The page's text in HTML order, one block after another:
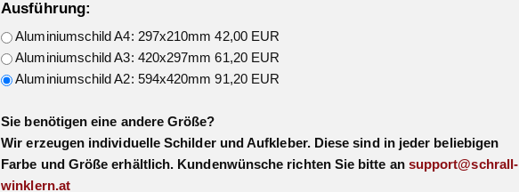
Ausführung:
Aluminiumschild A4: 297x210mm 42,00 EUR
Aluminiumschild A3: 420x297mm 61,20 EUR
Aluminiumschild A2: 594x420mm 91,20 EUR
Sie benötigen eine andere Größe?
Wir erzeugen individuelle Schilder und Aufkleber. Diese sind in jeder beliebigen
Farbe und Größe erhältlich. Kundenwünsche richten Sie bitte an support@schrall-
winklern.at